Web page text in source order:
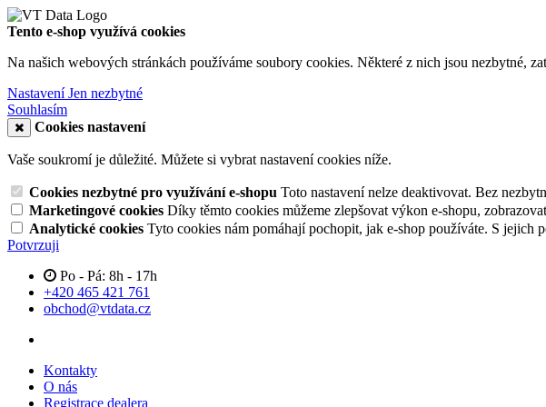
Tento e-shop využívá cookies
Na našich webových stránkách používáme soubory cookies. Některé z nich jsou nezbytné,
NastaveníJen nezbytné
Souhlasím
Cookies nastavení
Vaše soukromí je důležité. Můžete si vybrat nastavení cookies níže.
Cookies nezbytné pro využívání e-shopu Toto nastavení nelze deaktivovat. Bez
Marketingové cookies Díky těmto cookies můžeme zlepšovat výkon e-shopu,
Analytické cookies Tyto cookies nám pomáhají pochopit, jak e-shop používáte. S jejich
Potvrzuji
Po - Pá: 8h - 17h
+420 465 421 761
obchod@vtdata.cz
Kontakty
O nás
Registrace dealera